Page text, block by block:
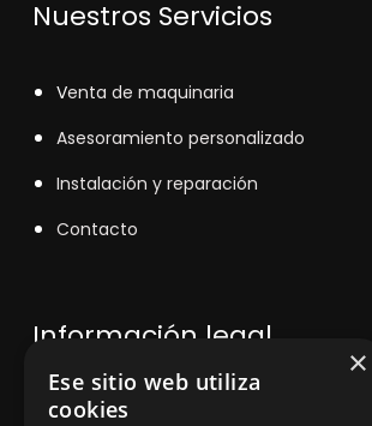
Nuestros Servicios
Venta de maquinaria
Asesoramiento personalizado
Instalación y reparación
Contacto
Información legal
Política de privacidad
×
Ese sitio web utiliza
cookies